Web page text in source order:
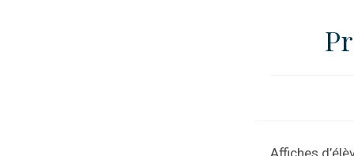
Affiches